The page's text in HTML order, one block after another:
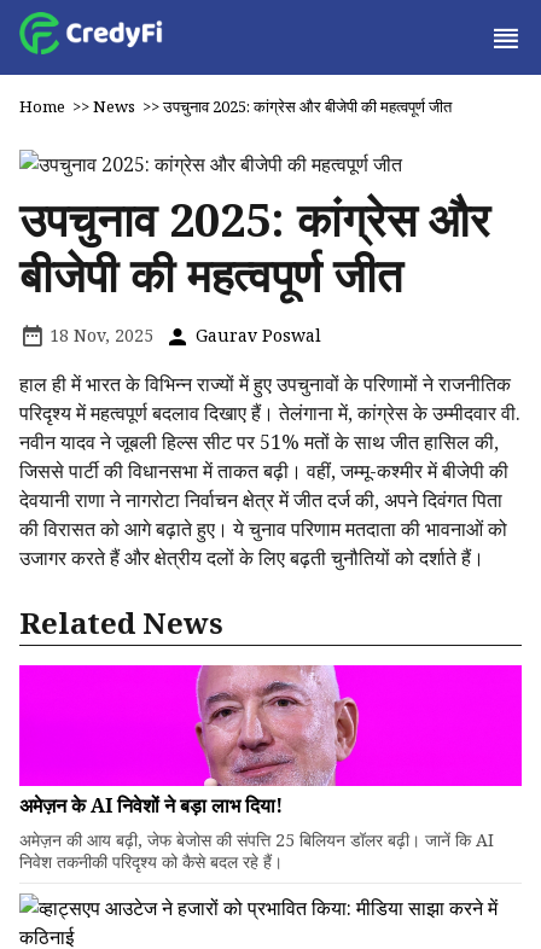
Home >>News >>उपचुनाव 2025: कांग्रेस और बीजेपी की महत्वपूर्ण जीत
उपचुनाव 2025: कांग्रेस और
बीजेपी की महत्वपूर्ण जीत
18 Nov, 2025 Gaurav Poswal
हाल ही में भारत के विभिन्न राज्यों में हुए उपचुनावों के परिणामों ने राजनीतिक
परिदृश्य में महत्वपूर्ण बदलाव दिखाए हैं। तेलंगाना में, कांग्रेस के उम्मीदवार वी.
नवीन यादव ने जूबली हिल्स सीट पर 51% मतों के साथ जीत हासिल की,
जिससे पार्टी की विधानसभा में ताकत बढ़ी। वहीं, जम्मू-कश्मीर में बीजेपी की
देवयानी राणा ने नागरोटा निर्वाचन क्षेत्र में जीत दर्ज की, अपने दिवंगत पिता
की विरासत को आगे बढ़ाते हुए। ये चुनाव परिणाम मतदाता की भावनाओं को
उजागर करते हैं और क्षेत्रीय दलों के लिए बढ़ती चुनौतियों को दर्शाते हैं।
Related News
अमेज़न के AI निवेशों ने बड़ा लाभ दिया!
अमेज़न की आय बढ़ी, जेफ बेजोस की संपत्ति 25 बिलियन डॉलर बढ़ी। जानें कि AI
निवेश तकनीकी परिदृश्य को कैसे बदल रहे हैं।